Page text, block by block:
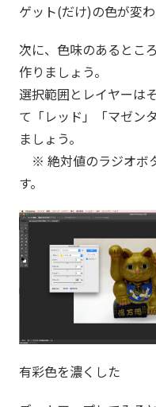
ゲット(だけ)の色が変わ
次に、色味のあるとこ
作りましょう。
選択範囲とレイヤーは
て「レッド」「マゼン
ましょう。
※ 絶対値のラジオボ
す。
有彩色を濃くした